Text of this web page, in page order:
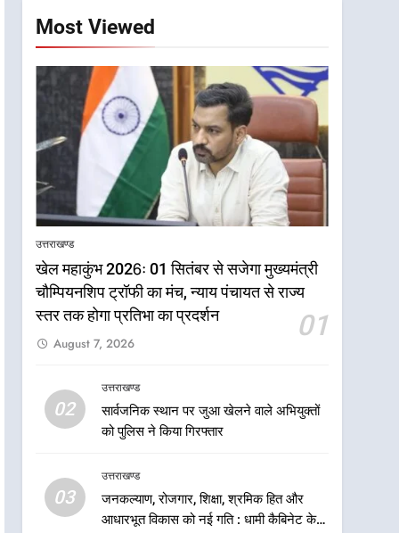
Most Viewed
उत्तराखण्ड
खेल महाकुंभ 2026ः 01 सितंबर से सजेगा मुख्यमंत्री
चौम्पियनशिप ट्रॉफी का मंच, न्याय पंचायत से राज्य
स्तर तक होगा प्रतिभा का प्रदर्शन
01
August 7, 2026
02
उत्तराखण्ड
सार्वजनिक स्थान पर जुआ खेलने वाले अभियुक्तों
को पुलिस ने किया गिरफ्तार
03
उत्तराखण्ड
जनकल्याण, रोजगार, शिक्षा, श्रमिक हित और
आधारभूत विकास को नई गति : धामी कैबिनेट के
5
राष्ट्रीय हथकरघा दिवस पर
मुख्यमंत्री धामी ने उत्कृष्ट बुनकरों
6
उत्तराखंड कांग्रेस में बड़ा